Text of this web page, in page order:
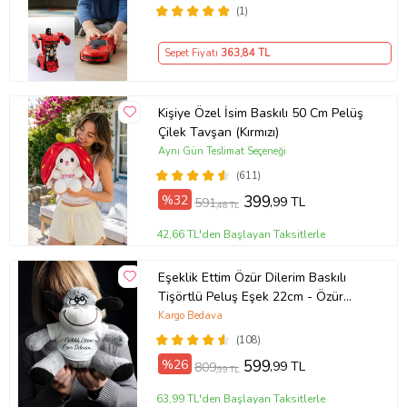
(1)
Sepet Fiyatı 363,84 TL
Kişiye Özel İsim Baskılı 50 Cm Pelüş
Çilek Tavşan (Kırmızı)
(611)
Aynı Gün Teslimat Seçeneği
%32 591,48 TL 399,99 TL
42,66 TL'den Başlayan Taksitlerle
Eşeklik Ettim Özür Dilerim Baskılı
Tişörtlü Peluş Eşek 22cm - Özür
Hediyesi Oyuncak Peluş (Gri)
(108)
Kargo Bedava
%26 809,99 TL 599,99 TL
63,99 TL'den Başlayan Taksitlerle